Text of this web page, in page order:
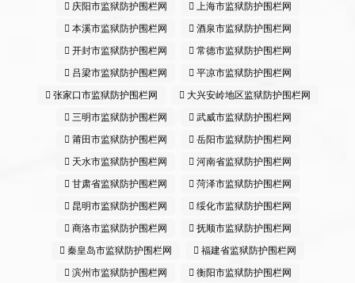
庆阳市监狱防护围栏网
上海市监狱防护围栏网
本溪市监狱防护围栏网
酒泉市监狱防护围栏网
开封市监狱防护围栏网
常德市监狱防护围栏网
吕梁市监狱防护围栏网
平凉市监狱防护围栏网
张家口市监狱防护围栏网
大兴安岭地区监狱防护围栏网
三明市监狱防护围栏网
武威市监狱防护围栏网
莆田市监狱防护围栏网
岳阳市监狱防护围栏网
天水市监狱防护围栏网
河南省监狱防护围栏网
甘肃省监狱防护围栏网
菏泽市监狱防护围栏网
昆明市监狱防护围栏网
绥化市监狱防护围栏网
商洛市监狱防护围栏网
抚顺市监狱防护围栏网
秦皇岛市监狱防护围栏网
福建省监狱防护围栏网
滨州市监狱防护围栏网
衡阳市监狱防护围栏网